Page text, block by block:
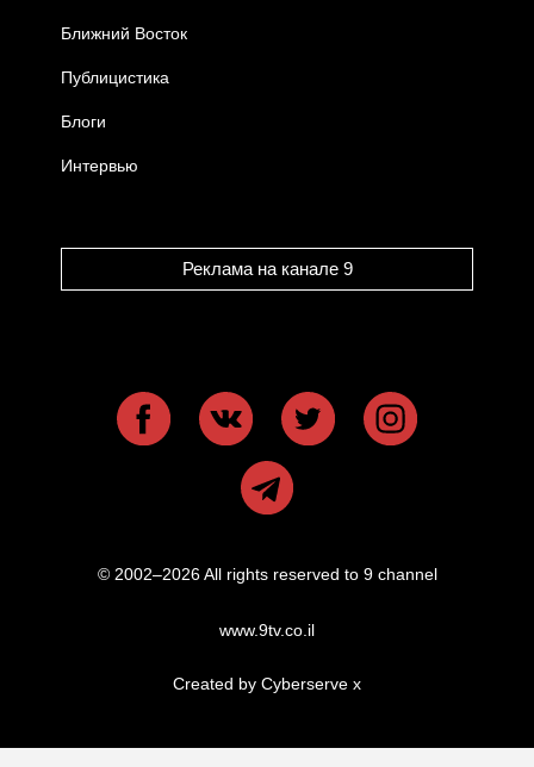
Ближний Восток
Публицистика
Блоги
Интервью
Реклама на канале 9
© 2002–2026 All rights reserved to 9 channel
www.9tv.co.il
Created by Cyberserve x